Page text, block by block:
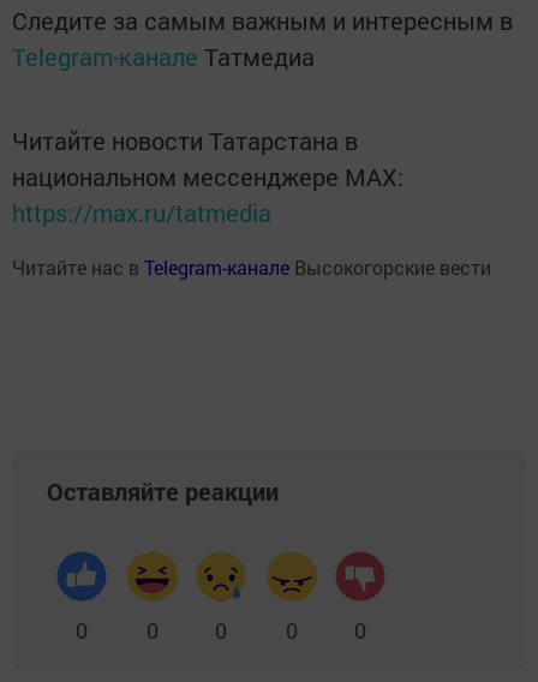
Следите за самым важным и интересным в
Telegram-канале Татмедиа
Читайте новости Татарстана в
национальном мессенджере MАХ:
https://max.ru/tatmedia
Читайте нас в Telegram-канале Высокогорские вести
Оставляйте реакции
0 0 0 0 0